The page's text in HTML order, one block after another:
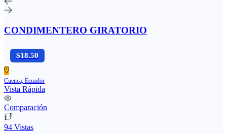
CONDIMENTERO GIRATORIO
$18.50
Cuenca, Ecuador
Vista Rápida
Comparación
94 Vistas